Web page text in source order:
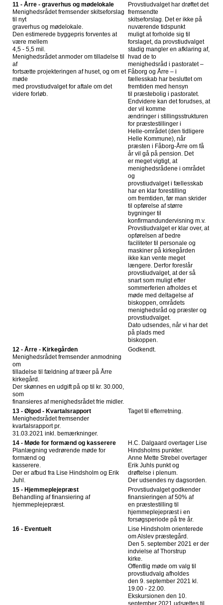
11 - Årre - graverhus og mødelokale
Menighedsrådet fremsender skitseforslag
til nyt
graverhus og mødelokale.
Den estimerede byggepris forventes at
være mellem
4,5 - 5,5 mil.
Menighedsrådet anmoder om tilladelse til
af
fortsætte projekteringen af huset, og om et
møde
med provstiudvalget for aftale om det
videre forløb.
Provstiudvalget har drøftet det
fremsendte
skitseforslag. Det er ikke på
nuværende tidspunkt
muligt at forholde sig til
forslaget, da provstiudvalget
stadig mangler en afklaring af,
hvad de to
menighedsråd i pastoratet –
Fåborg og Årre – i
fællesskab har besluttet om
fremtiden med hensyn
til præstebolig i pastoratet.
Endvidere kan det forudses, at
der vil komme
ændringer i stillingsstrukturen
for præstestillinger i
Helle-området (den tidligere
Helle Kommune), når
præsten i Fåborg-Årre om få
år vil gå på pension. Det
er meget vigtigt, at
menighedsrådene i området
og
provstiudvalget i fællesskab
har en klar forestilling
om fremtiden, før man skrider
til opførelse af større
bygninger til
konfirmandundervisning m.v.
Provstiudvalget er klar over, at
opførelsen af bedre
faciliteter til personale og
maskiner på kirkegården
ikke kan vente meget
længere. Derfor foreslår
provstiudvalget, at der så
snart som muligt efter
sommerferien afholdes et
møde med deltagelse af
biskoppen, områdets
menighedsråd og præster og
provstiudvalget.
Dato udsendes, når vi har det
på plads med
biskoppen.
12 - Årre - Kirkegården
Menighedsrådet fremsender anmodning
om
tilladelse til fældning af træer på Årre
kirkegård.
Der skønnes en udgift på op til kr. 30.000,
som
finansieres af menighedsrådet frie midler.
Godkendt.
13 - Ølgod - Kvartalsrapport
Menighedsrådet fremsender
kvartalsrapport pr.
31.03.2021 inkl. bemærkninger.
Taget til efterretning.
14 - Møde for formænd og kasserere
Planlægning vedrørende møde for
formænd og
kasserere.
Der er afbud fra Lise Hindsholm og Erik
Juhl.
H.C. Dalgaard overtager Lise
Hindsholms punkter.
Anne Mette Strebel overtager
Erik Juhls punkt og
drøftelse i plenum.
Der udsendes ny dagsorden.
15 - Hjemmeplejepræst
Behandling af finansiering af
hjemmeplejepræst.
Provstiudvalget godkender
finansieringen af 50% af
en præstestilling til
hjemmeplejepræst i en
forsøgsperiode på tre år.
16 - Eventuelt
Lise Hindsholm orienterede
om Alslev præstegård.
Den 5. september 2021 er der
indvielse af Thorstrup
kirke.
Offentlig møde om valg til
provstiudvalg afholdes
den 9. september 2021 kl.
19.00 - 22.00.
Ekskursionen den 10.
september 2021 udsættes til